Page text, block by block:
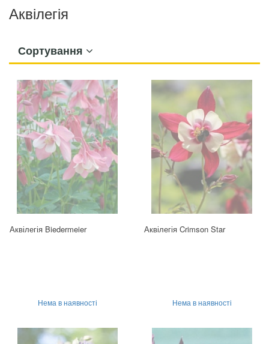
Аквілегія
Сортування
Аквілегія Biedermeier
Нема в наявності
Аквілегія Crimson Star
Нема в наявності